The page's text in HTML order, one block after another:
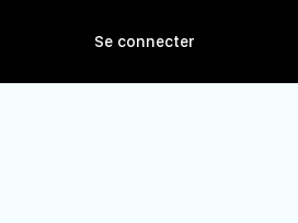
Se connecter